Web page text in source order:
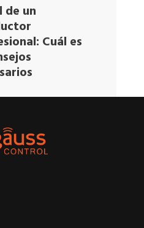
de un
Cuál es